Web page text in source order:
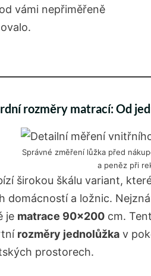
vámi nepřiměřeně
rozměry matrací: Od
Správné změření lůžka před
a peněz při
širokou škálu variant,
domácností a ložnic.
je matrace 90×200 cm.
rozměry jednolůžka v
prostorech.